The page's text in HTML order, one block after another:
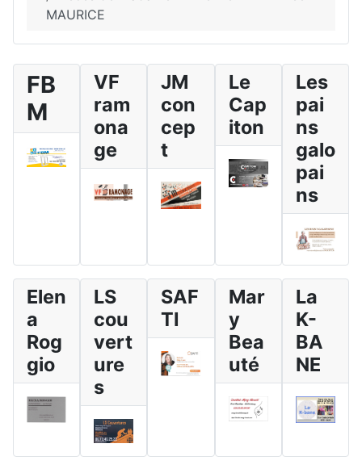
MAURICE
FB
M
VF
ram
ona
ge
JM
con
cep
t
Le
Cap
iton
Les
pai
ns
galo
pai
ns
Elen
a
Rog
gio
LS
cou
vert
ure
s
SAF
TI
Mar
y
Bea
uté
La
K-
BA
NE